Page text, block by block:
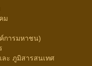
ม
การมหาชน)
ะ ภูมิสารสนเทศ